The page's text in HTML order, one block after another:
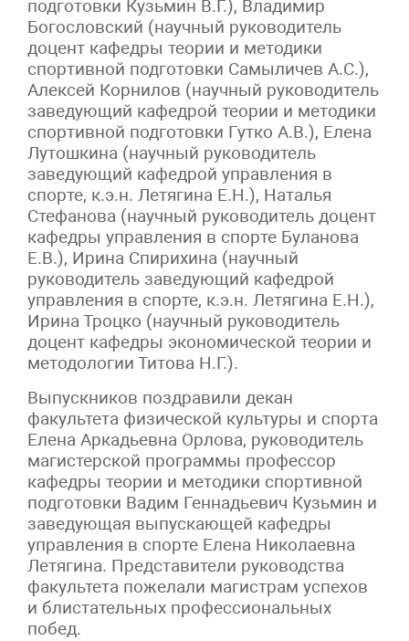
подготовки Кузьмин В.Г.), Владимир
Богословский (научный руководитель
доцент кафедры теории и методики
спортивной подготовки Самыличев А.С.),
Алексей Корнилов (научный руководитель
заведующий кафедрой теории и методики
спортивной подготовки Гутко А.В.), Елена
Лутошкина (научный руководитель
заведующий кафедрой управления в
спорте, к.э.н. Летягина Е.Н.), Наталья
Стефанова (научный руководитель доцент
кафедры управления в спорте Буланова
Е.В.), Ирина Спирихина (научный
руководитель заведующий кафедрой
управления в спорте, к.э.н. Летягина Е.Н.),
Ирина Троцко (научный руководитель
доцент кафедры экономической теории и
методологии Титова Н.Г.).
Выпускников поздравили декан
факультета физической культуры и спорта
Елена Аркадьевна Орлова, руководитель
магистерской программы профессор
кафедры теории и методики спортивной
подготовки Вадим Геннадьевич Кузьмин и
заведующая выпускающей кафедры
управления в спорте Елена Николаевна
Летягина. Представители руководства
факультета пожелали магистрам успехов
и блистательных профессиональных
побед.